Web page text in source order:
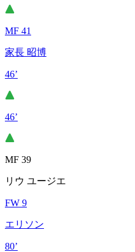
MF 41
家長 昭博
46’
46’
MF 39
リウ ユージエ
FW 9
エリソン
80’